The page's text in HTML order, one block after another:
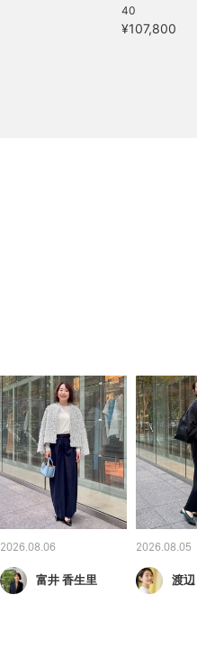
40
¥107,800
2026.08.06
富井 香生里
2026.08.05
渡